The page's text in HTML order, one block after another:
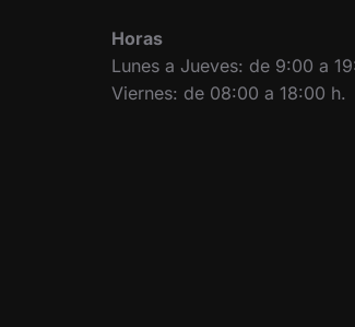
Horas
Lunes a Jueves: de 9:00 a
Viernes: de 08:00 a 18:00 h.